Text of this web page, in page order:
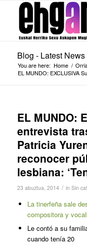
Blog - Latest News
You are here: Home /
EL MUNDO: EXCLUSIVA
EL MUNDO:
entrevista
Patricia
reconocer
lesbiana:
23 abuztua, 2014 / in Sin
La tinerfeña sale
compositora y
Le contó a su
cuando tenía 20